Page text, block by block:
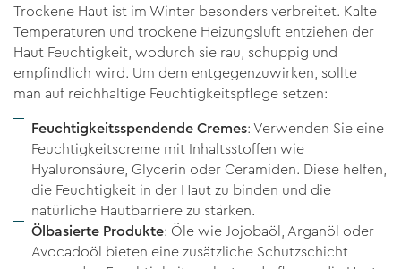
Trockene Haut ist im Winter besonders verbreitet. Kalte
Temperaturen und trockene Heizungsluft entziehen der
Haut Feuchtigkeit, wodurch sie rau, schuppig und
empfindlich wird. Um dem entgegenzuwirken, sollte
man auf reichhaltige Feuchtigkeitspflege setzen:
Feuchtigkeitsspendende Cremes: Verwenden Sie eine
Feuchtigkeitscreme mit Inhaltsstoffen wie
Hyaluronsäure, Glycerin oder Ceramiden. Diese helfen,
die Feuchtigkeit in der Haut zu binden und die
natürliche Hautbarriere zu stärken.
Ölbasierte Produkte: Öle wie Jojobaöl, Arganöl oder
Avocadoöl bieten eine zusätzliche Schutzschicht